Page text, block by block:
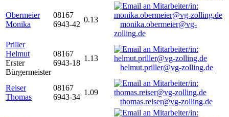
Obermeier
Monika
08167
6943-42
0.13
monika.obermeier@vg-
zolling.de
Priller
Helmut
Erster
Bürgermeister
08167
6943-18
1.13
helmut.priller@vg-zolling.de
Reiser
Thomas
08167
6943-34
1.09
thomas.reiser@vg-zolling.de